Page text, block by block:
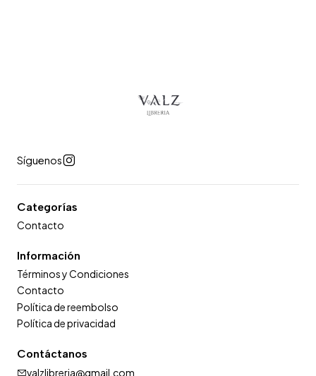
Síguenos
Categorías
Contacto
Información
Términos y Condiciones
Contacto
Política de reembolso
Política de privacidad
Contáctanos
valzlibreria@gmail.com